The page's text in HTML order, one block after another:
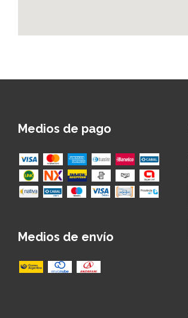
Medios de pago
Medios de envío